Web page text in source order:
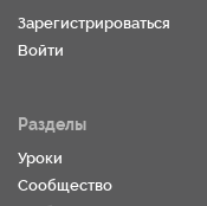
Зарегистрироваться
Войти
Разделы
Уроки
Сообщество